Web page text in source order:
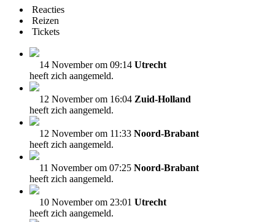
Reacties
Reizen
Tickets
14 November om 09:14 Utrecht
heeft zich aangemeld.
12 November om 16:04 Zuid-Holland
heeft zich aangemeld.
12 November om 11:33 Noord-Brabant
heeft zich aangemeld.
11 November om 07:25 Noord-Brabant
heeft zich aangemeld.
10 November om 23:01 Utrecht
heeft zich aangemeld.